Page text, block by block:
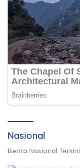
Nasional
Berita Nasional Terkini